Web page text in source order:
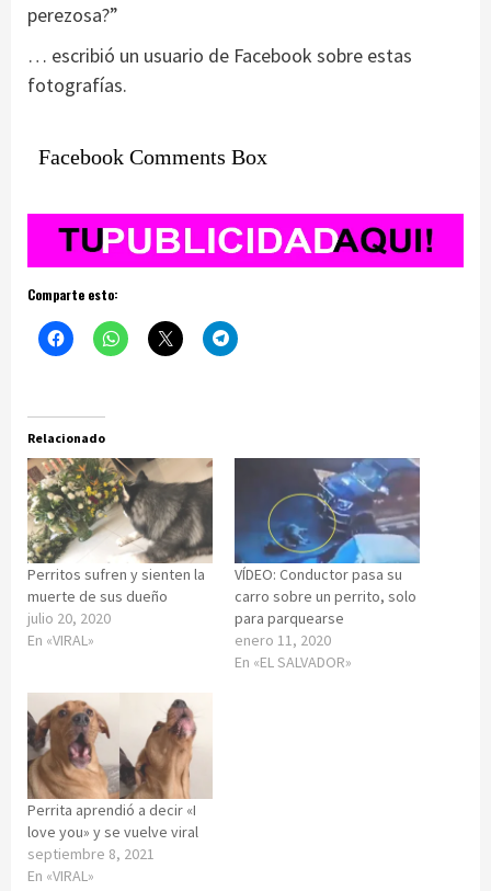
perezosa?”
… escribió un usuario de Facebook sobre estas
fotografías.
Facebook Comments Box
Comparte esto:
Relacionado
Perritos sufren y sienten la
muerte de sus dueño
julio 20, 2020
En «VIRAL»
VÍDEO: Conductor pasa su
carro sobre un perrito, solo
para parquearse
enero 11, 2020
En «EL SALVADOR»
Perrita aprendió a decir «I
love you» y se vuelve viral
septiembre 8, 2021
En «VIRAL»